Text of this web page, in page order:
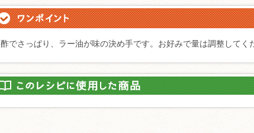
酢でさっぱり、ラー油が味の決め手です。お好みで量は調整してく